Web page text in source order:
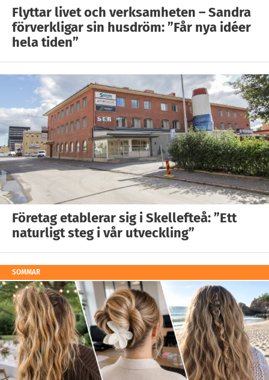
Flyttar livet och verksamheten – Sandra
förverkligar sin husdröm: ”Får nya idéer
hela tiden”
Företag etablerar sig i Skellefteå: ”Ett
naturligt steg i vår utveckling”
SOMMAR